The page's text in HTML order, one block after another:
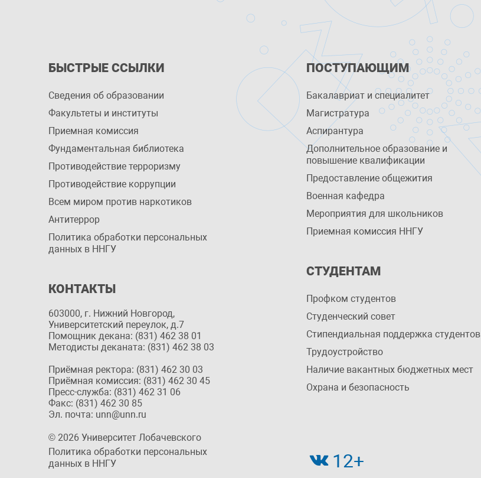
БЫСТРЫЕ ССЫЛКИ
Сведения об образовании
Факультеты и институты
Приемная комиссия
Фундаментальная библиотека
Противодействие терроризму
Противодействие коррупции
Всем миром против наркотиков
Антитеррор
Политика обработки персональных
данных в ННГУ
КОНТАКТЫ
603000, г. Нижний Новгород,
Университетский переулок, д.7
Помощник декана: (831) 462 38 01
Методисты деканата: (831) 462 38 03
Приёмная ректора: (831) 462 30 03
Приёмная комиссия: (831) 462 30 45
Пресс-служба: (831) 462 31 06
Факс: (831) 462 30 85
Эл. почта: unn@unn.ru
ПОСТУПАЮЩИМ
Бакалавриат и специалитет
Магистратура
Аспирантура
Дополнительное образование и
повышение квалификации
Предоставление общежития
Военная кафедра
Мероприятия для школьников
Приемная комиссия ННГУ
СТУДЕНТАМ
Профком студентов
Студенческий совет
Стипендиальная поддержка студентов
Трудоустройство
Наличие вакантных бюджетных мест
Охрана и безопасность
© 2026 Университет Лобачевского
Политика обработки персональных
данных в ННГУ
12+